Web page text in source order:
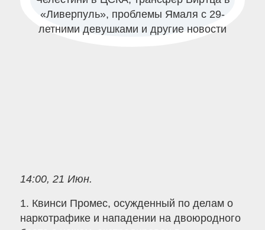
14:00, 21 Июн.
1. Квинси Промес, осужденный по делам о
наркотрафике и нападении на двоюродного